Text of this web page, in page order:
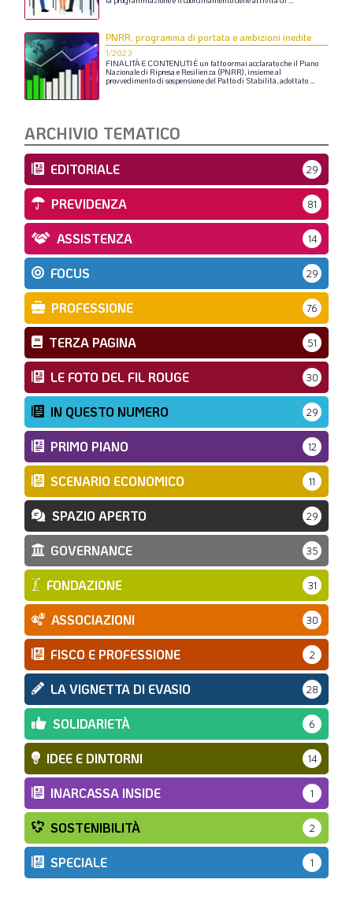
PNRR, programma di portata e ambizioni inedite
1/2023
FINALITÀE CONTENUTI È un fattoormai acclaratocheil Piano
Nazionaledi Ripresa e Resilienza (PNRR),insiemeal
provvedimentodi sospensionedel Pattodi Stabilità,adottato...
ARCHIVIO TEMATICO
EDITORIALE 29
PREVIDENZA 81
ASSISTENZA 14
FOCUS 29
PROFESSIONE 76
TERZA PAGINA 51
LE FOTO DEL FIL ROUGE 30
IN QUESTO NUMERO 29
PRIMO PIANO 12
SCENARIO ECONOMICO 11
SPAZIO APERTO 29
GOVERNANCE 35
FONDAZIONE 31
ASSOCIAZIONI 30
FISCO E PROFESSIONE 2
LA VIGNETTA DI EVASIO 28
SOLIDARIETÀ 6
IDEE E DINTORNI 14
INARCASSA INSIDE 1
SOSTENIBILITÀ 2
SPECIALE 1